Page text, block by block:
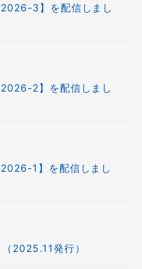
3】を配信しまし
2】を配信しまし
1】を配信しまし
2025.11発行）